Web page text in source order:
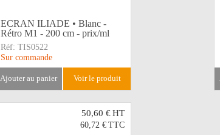
ECRAN ILIADE • Blanc -
Rétro M1 - 200 cm - prix/ml
Réf: TIS0522
Sur commande
ajouter au panier voir le produit
50,60 €HT
60,72 € TTC